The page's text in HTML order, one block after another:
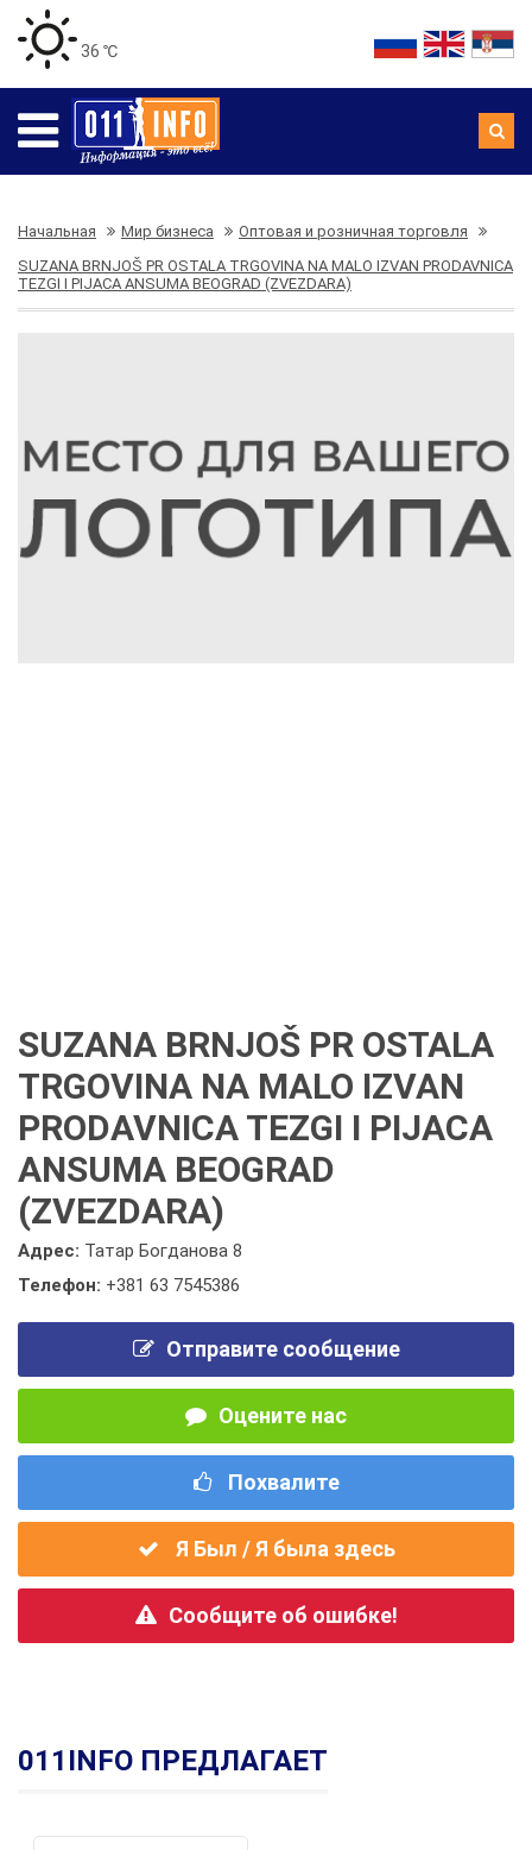
36 ℃
Начальная Мир бизнеса
Оптовая и розничная торговля
SUZANA BRNJOŠ PR OSTALA TRGOVINA NA MALO IZVAN PRODAVNICA
TEZGI I PIJACA ANSUMA BEOGRAD (ZVEZDARA)
SUZANA BRNJOŠ PR OSTALA
TRGOVINA NA MALO IZVAN
PRODAVNICA TEZGI I PIJACA
ANSUMA BEOGRAD
(ZVEZDARA)
Адрес: Татар Богданова 8
Телефон: +381 63 7545386
Отправите сообщение
Оцените нас
Похвалите
Я Был / Я была здесь
Сообщите об ошибке!
011INFO ПРЕДЛАГАЕТ